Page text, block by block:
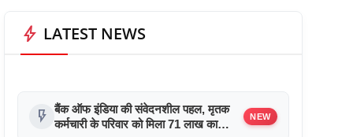
bolt LATEST NEWS
flash_on बैंक ऑफ इंडिया की संवेदनशील पहल, मृतक
कर्मचारी के परिवार को मिला 71 लाख का
NEW